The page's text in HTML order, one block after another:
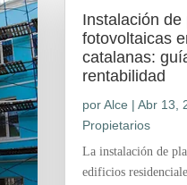
Instalación
fotovoltaicas
catalanas:
rentabilidad
porAlce | Abr 13,
Propietarios
La instalación de
edificios